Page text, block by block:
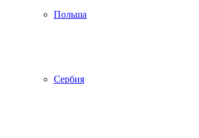
Польша
Сербия